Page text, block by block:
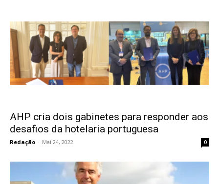
AHP cria dois gabinetes para responder aos
desafios da hotelaria portuguesa
Redação - Mai 24, 2022 0